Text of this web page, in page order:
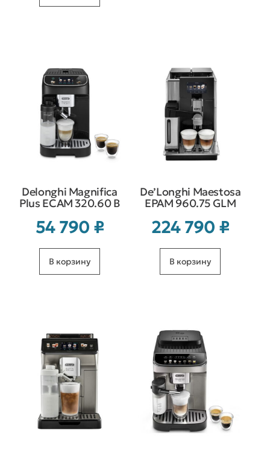
Delonghi Magnifica
Plus ECAM 320.60 B
54 790 ₽
В корзину
De’Longhi Maestosa
EPAM 960.75 GLM
224 790 ₽
В корзину